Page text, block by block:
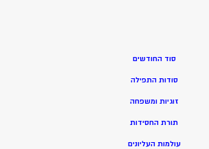
סוד החודשים
סודות התפילה
זוגיות ומשפחה
תורת החסידות
עולמות העליונים